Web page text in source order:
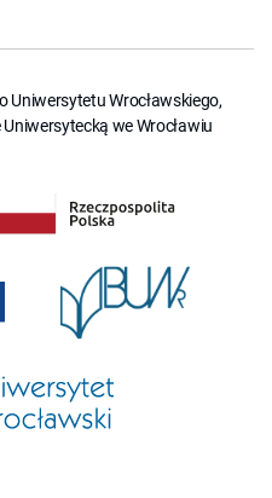
Wrocławskiego,
we Wrocławiu